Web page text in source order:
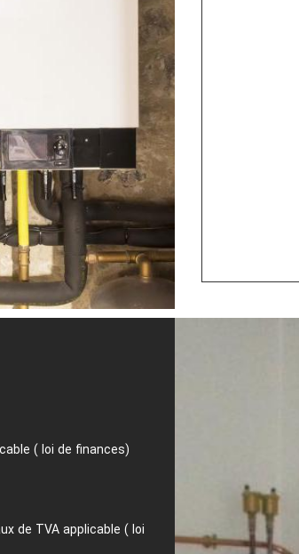
( loi de finances)
de TVA applicable ( loi